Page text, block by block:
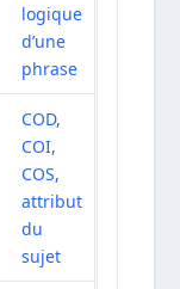
logique
d’une
phrase
COD,
COI,
COS,
attribut
du
sujet